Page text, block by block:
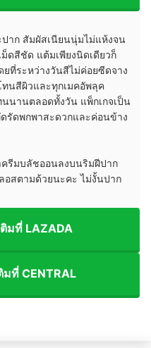
าก สัมผัสเนียนนุ่มไม่แห้งจน
ม็ดสีชัด แต้มเพียงนิดเดียวก็
ที่ระหว่างวันสีไม่ค่อยซีดจาง
นสีผิวและทุกเมคอัพลุค
นานตลอดทั้งวัน แพ็กเกจเป็น
รัดพกพาสะดวกและค่อนข้าง
ครีมบลัชออนลงบนริมฝีปาก
สตามด้วยนะคะ ไม่งั้นปาก
ติมที่ LAZADA
มที่ CENTRAL